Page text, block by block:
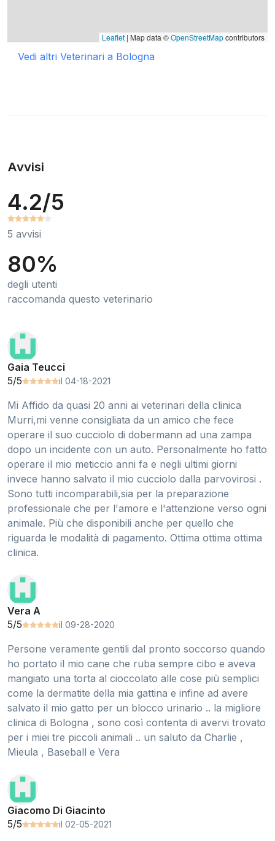
Leaflet | Map data ©OpenStreetMapcontributors
Vedi altri Veterinari a Bologna
Avvisi
4.2/5
5 avvisi
80%
degli utenti
raccomanda questo veterinario
Gaia Teucci
5/5
il 04-18-2021
Mi Affido da quasi 20 anni ai veterinari della clinica
Murri,mi venne consigliata da un amico che fece
operare il suo cucciolo di dobermann ad una zampa
dopo un incidente con un auto. Personalmente ho fatto
operare il mio meticcio anni fa e negli ultimi giorni
invece hanno salvato il mio cucciolo dalla parvovirosi .
Sono tutti incomparabili,sia per la preparazione
professionale che per l'amore e l'attenzione verso ogni
animale. Più che disponibili anche per quello che
riguarda le modalità di pagamento. Ottima ottima ottima
clinica.
Vera A
5/5
il 09-28-2020
Persone veramente gentili dal pronto soccorso quando
ho portato il mio cane che ruba sempre cibo e aveva
mangiato una torta al cioccolato alle cose più semplici
come la dermatite della mia gattina e infine ad avere
salvato il mio gatto per un blocco urinario .. la migliore
clinica di Bologna , sono così contenta di avervi trovato
per i miei tre piccoli animali .. un saluto da Charlie ,
Mieula , Baseball e Vera
Giacomo Di Giacinto
5/5
il 02-05-2021